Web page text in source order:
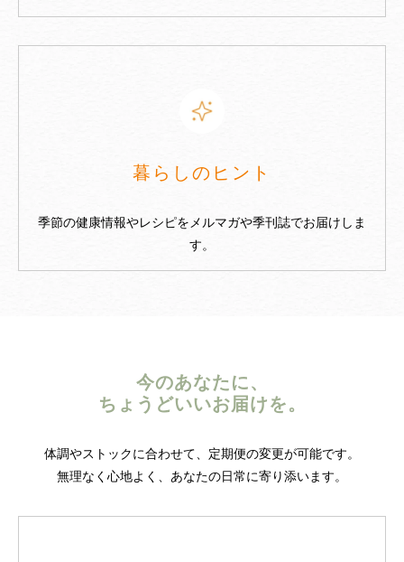
暮らしのヒント
季節の健康情報やレシピをメルマガや季刊誌でお届けしま
す。
今のあなたに、
ちょうどいいお届けを。
体調やストックに合わせて、定期便の変更が可能です。
無理なく心地よく、あなたの日常に寄り添います。